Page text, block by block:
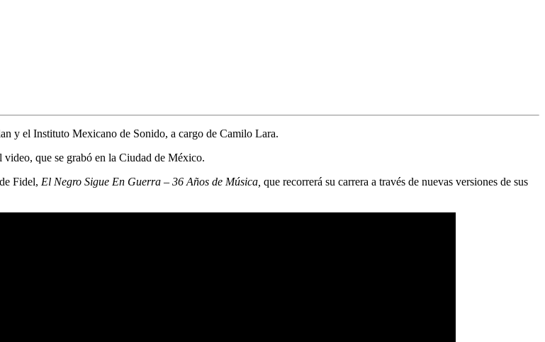
y el Instituto Mexicano de Sonido, a cargo de Camilo Lara.
que se grabó en la Ciudad de México.
Fidel, El Negro Sigue En Guerra – 36 Años de Música, que recorrerá su carrera a través de nuevas versiones de sus